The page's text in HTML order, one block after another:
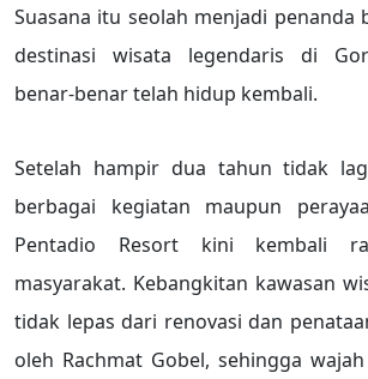
Suasana itu seolah menjadi penanda
destinasi wisata legendaris di
benar-benar telah hidup kembali.
Setelah hampir dua tahun tidak
berbagai kegiatan maupun
Pentadio Resort kini kembali
masyarakat. Kebangkitan kawasan
tidak lepas dari renovasi dan
oleh Rachmat Gobel, sehingga